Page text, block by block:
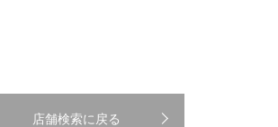
店舗検索に戻る